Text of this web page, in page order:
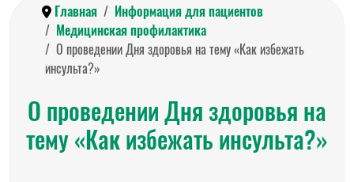
Главная
Информация для пациентов
Медицинская профилактика
О проведении Дня здоровья на тему «Как избежать
инсульта?»
О проведении Дня здоровья на
тему «Как избежать инсульта?»